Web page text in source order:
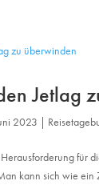
Jetlag
2023 |
für
kann sich wie